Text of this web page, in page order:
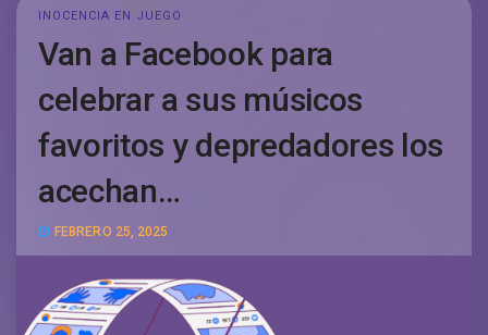
INOCENCIA EN JUEGO
Van a Facebook para
celebrar a sus músicos
favoritos y depredadores los
acechan…
FEBRERO 25, 2025